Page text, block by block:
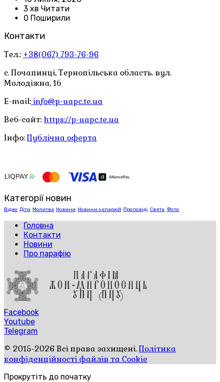
3 хв Читати
0 Поширили
Контакти
Тел.: +38(067) 793-76-96
с. Почапинці, Тернопільська область. вул.
Молодіжна, 1б
E-mail: info@p-uapc.te.ua
Веб-сайт: https://p-uapc.te.ua
Інфо:Публічна оферта
Категорії новин
Відео Діти Молитва Новини Новини з єпархій Проповіді Свята Фото
Головна
Контакти
Новини
Про парафію
Facebook
Youtube
Telegram
© 2015-2026 Всі права захищені.Політика
конфіденційності файлів та Cookie
Прокрутіть до початку